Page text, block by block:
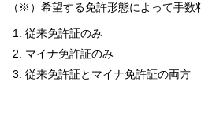
（※）希望する免許形態によって手数
従来免許証のみ
マイナ免許証のみ
従来免許証とマイナ免許証の両方